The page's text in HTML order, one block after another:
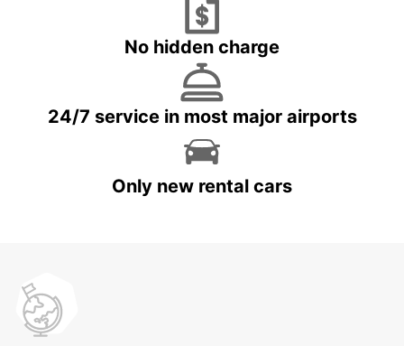
No hidden charge
24/7 service in most major airports
Only new rental cars